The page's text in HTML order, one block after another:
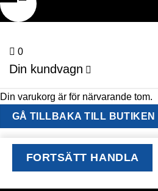
0
Din kundvagn
Din varukorg är för närvarande tom.
GÅ TILLBAKA TILL BUTIKEN
FORTSÄTT HANDLA